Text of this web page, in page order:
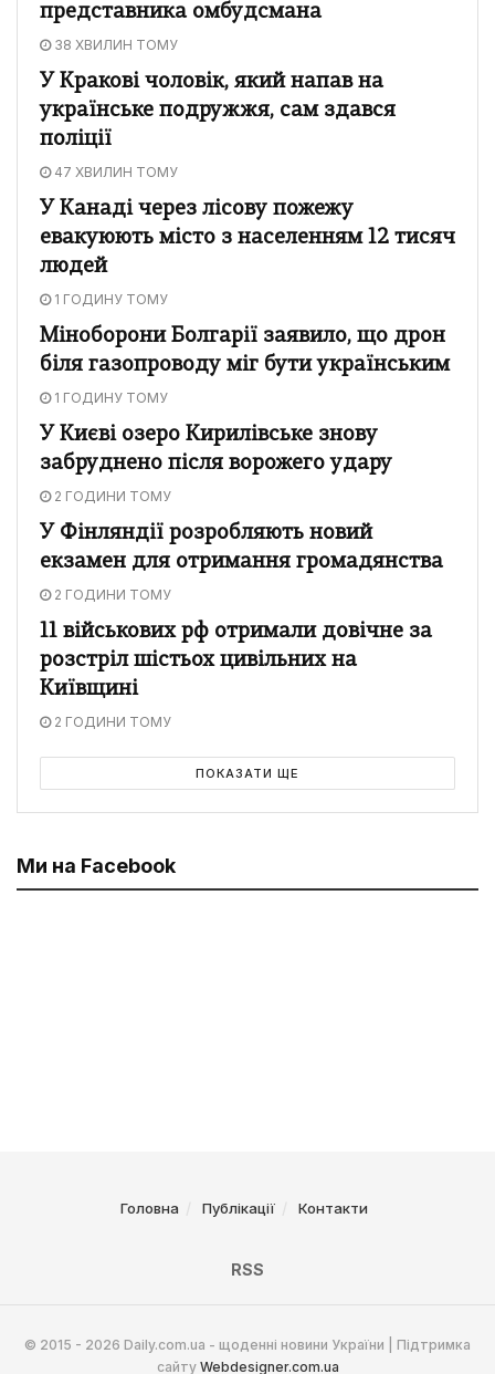
представника омбудсмана
38 ХВИЛИН ТОМУ
У Кракові чоловік, який напав на
українське подружжя, сам здався
поліції
47 ХВИЛИН ТОМУ
У Канаді через лісову пожежу
евакуюють місто з населенням 12 тисяч
людей
1 ГОДИНУ ТОМУ
Міноборони Болгарії заявило, що дрон
біля газопроводу міг бути українським
1 ГОДИНУ ТОМУ
У Києві озеро Кирилівське знову
забруднено після ворожего удару
2 ГОДИНИ ТОМУ
У Фінляндії розробляють новий
екзамен для отримання громадянства
2 ГОДИНИ ТОМУ
11 військових рф отримали довічне за
розстріл шістьох цивільних на
Київщині
2 ГОДИНИ ТОМУ
ПОКАЗАТИ ЩЕ
Ми на Facebook
Головна Публікації Контакти
RSS
© 2015 - 2026 Daily.com.ua - щоденні новини України | Підтримка
сайту Webdesigner.com.ua